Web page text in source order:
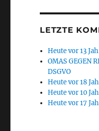
LETZTE
Heute vor 13
OMAS GEGEN
DSGVO
Heute vor 18
Heute vor 10
Heute vor 17